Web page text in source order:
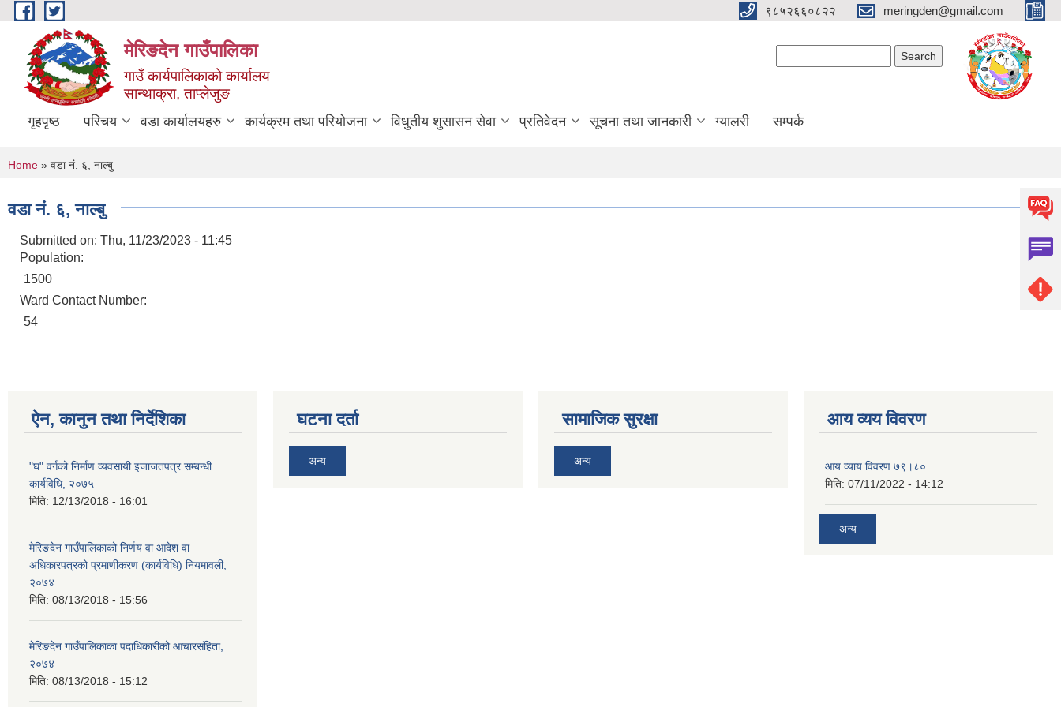
Skip to main content ९८५२६६०८२२ meringden@gmail.com
मेरिङदेन गाउँपालिका
गाउँ कार्यपालिकाको कार्यालय
सान्थाक्रा, ताप्लेजुङ
गृहपृष्ठ परिचय वडा कार्यालयहरु कार्यक्रम तथा परियोजना विधुतीय शुसासन सेवा प्रतिवेदन सूचना तथा जानकारी ग्यालरी सम्पर्क
You are here
Home » वडा नं. ६, नाल्बु
वडा नं. ६, नाल्बु
Submitted on: Thu, 11/23/2023 - 11:45
Population:
1500
Ward Contact Number:
54
ऐन, कानुन तथा निर्देशिका
"घ" वर्गको निर्माण व्यवसायी इजाजतपत्र सम्बन्धी
कार्यविधि, २०७५
मिति: 12/13/2018 - 16:01
मेरिङदेन गाउँपालिकाको निर्णय वा आदेश वा
अधिकारपत्रको प्रमाणीकरण (कार्यविधि) नियमावली,
२०७४
मिति: 08/13/2018 - 15:56
मेरिङदेन गाउँपालिकाका पदाधिकारीको आचारसंहिता,
२०७४
मिति: 08/13/2018 - 15:12
घटना दर्ता
अन्य
सामाजिक सुरक्षा
अन्य
आय व्यय विवरण
आय व्याय विवरण ७९।८०
मिति: 07/11/2022 - 14:12
अन्य